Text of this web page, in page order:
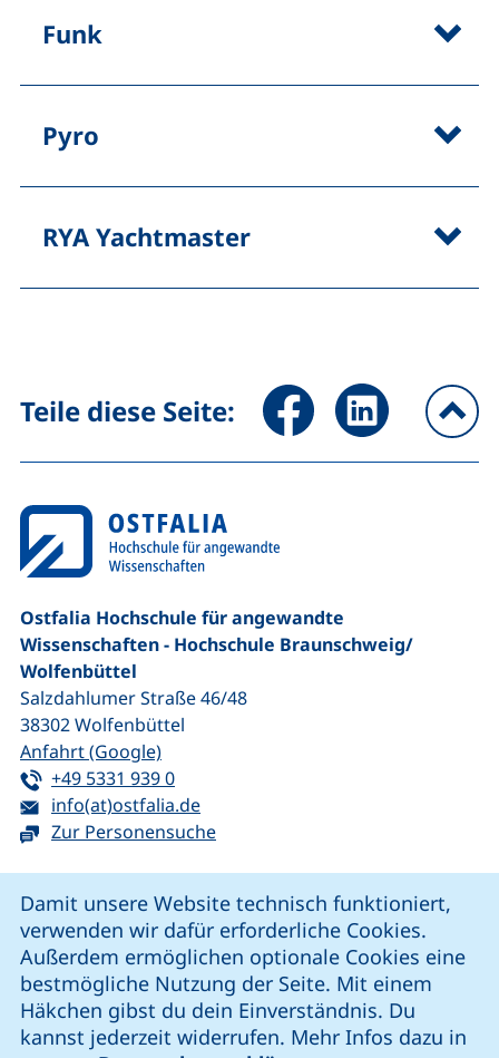
Damit unsere Website technisch funktioniert,
verwenden wir dafür erforderliche Cookies.
Außerdem ermöglichen optionale Cookies eine
bestmögliche Nutzung der Seite. Mit einem
Häkchen gibst du dein Einverständnis. Du
kannst jederzeit widerrufen. Mehr Infos dazu in
Funk
Pyro
RYA Yachtmaster
Teile diese Seite: Seite über Facebook teilen
Seite über
Ostfalia Hochschule für angewandte
Wissenschaften - Hochschule Braunschweig/​
Wolfenbüttel
Salzdahlumer Straße 46/48
38302Wolfenbüttel
Anfahrt (Google)(externer Link, öffnet neues Fenster)
Tel:
+49 5331 939 0(startet einen Telefonanruf, wenn Ihr
E-Mail:
info(at)ostfalia.de(öffnet Ihr E-Mail-Programm)
Zur Personensuche
unsere Facebook-Seite (externer Link, öffnet neues
unsere LinkedIn-Seite (externer Link, öffnet
unsere Instagram-Seite (externer Link,
unsere YouTube-Seite (externer
Cookie-Einstellungen